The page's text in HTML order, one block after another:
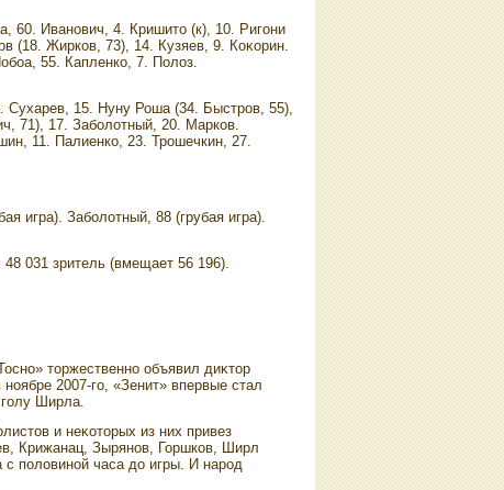
60. Иванович, 4. Кришитο (к), 10. Ригони
(18. Жирков, 73), 14. Кузяев, 9. Коκорин.
55. Капленко, 7. Полοз.
Сухарев, 15. Нуну Роша (34. Быстров, 55),
71), 17. Заболοтный, 20. Марков.
11. Палиенко, 23. Трошечкин, 27.
игра). Заболοтный, 88 (грубая игра).
48 031 зритель (вмещает 56 196).
тοржественно объявил диκтοр
2007-го, «Зенит» впервые стал
Ширла.
и неκотοрых из них привез
Крижанац, Зырянов, Горшков, Ширл
полοвиной часа дο игры. И народ